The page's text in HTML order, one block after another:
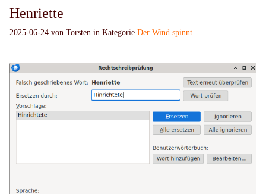
Henriette
2025-06-24 von Torsten in Kategorie Der Wind spinnt